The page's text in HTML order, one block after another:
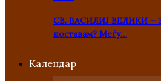
СВ. ВАСИЛИЈ ВЕЛИКИ –
поставам? Меѓу…
Kалендар